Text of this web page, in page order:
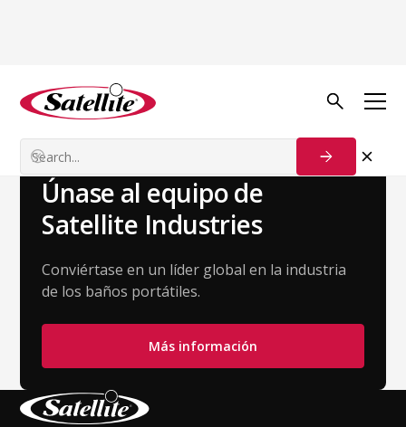
Contact your Regional
Manager
Únase al equipo de
Satellite Industries
Conviértase en un líder global en la industria
de los baños portátiles.
Más información